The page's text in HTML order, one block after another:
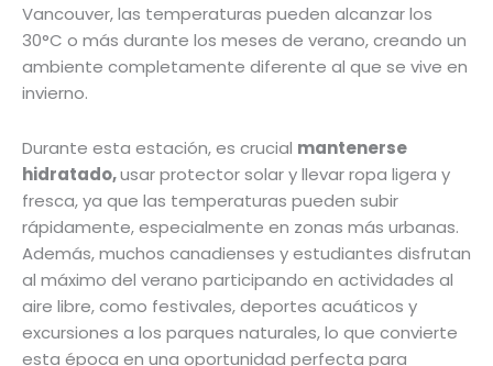
Vancouver, las temperaturas pueden alcanzar los
30°C o más durante los meses de verano, creando un
ambiente completamente diferente al que se vive en
invierno.
Durante esta estación, es crucial mantenerse
hidratado,usar protector solar y llevar ropa ligera y
fresca, ya que las temperaturas pueden subir
rápidamente, especialmente en zonas más urbanas.
Además, muchos canadienses y estudiantes disfrutan
al máximo del verano participando en actividades al
aire libre, como festivales, deportes acuáticos y
excursiones a los parques naturales, lo que convierte
esta época en una oportunidad perfecta para